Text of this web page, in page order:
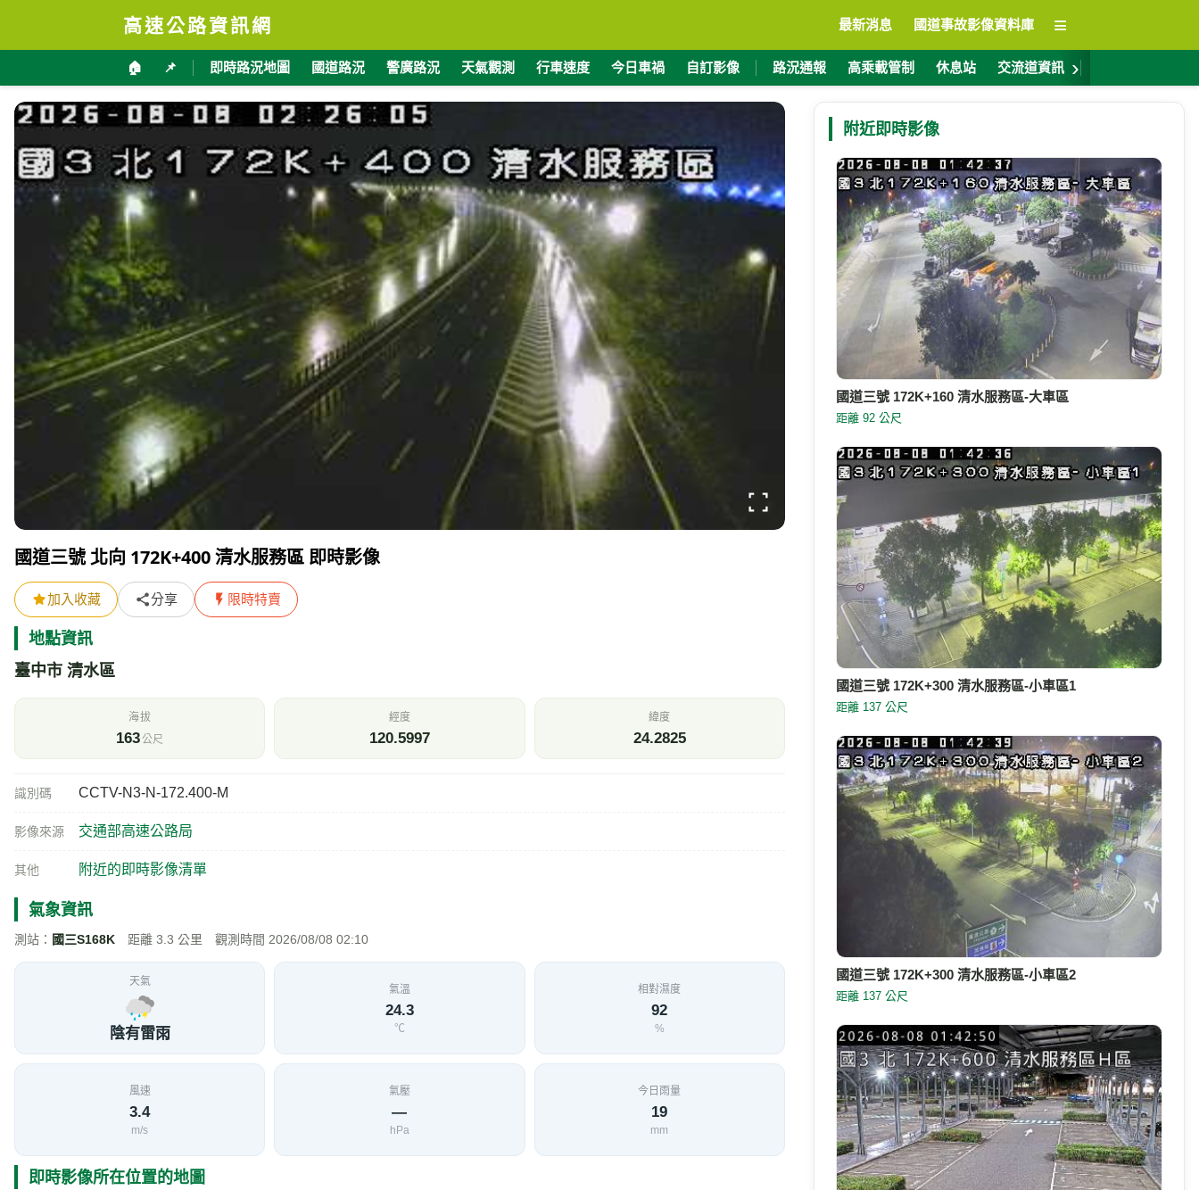
高速公路資訊網 最新消息 國道事故影像資料庫 ≡
🏠 📌 即時路況地圖 國道路況 警廣路況 天氣觀測 行車速度 今日車禍 自訂影像 路況通報 高乘載管制 休息站 交流道資訊 ›
國道三號 北向 172K+400 清水服務區 即時影像
加入收藏 分享 限時特賣
地點資訊
臺中市 清水區
海拔
163公尺
經度
120.5997
緯度
24.2825
識別碼 CCTV-N3-N-172.400-M
影像來源 交通部高速公路局
其他 附近的即時影像清單
氣象資訊
測站： 國三S168K 距離 3.3 公里 觀測時間 2026/08/08 02:10
天氣
陰有雷雨
氣溫
24.3
℃
相對濕度
92
%
風速
3.4
m/s
氣壓
—
hPa
今日雨量
19
mm
即時影像所在位置的地圖
附近即時影像
國道三號 172K+160 清水服務區-大車區
距離 92 公尺
國道三號 172K+300 清水服務區-小車區1
距離 137 公尺
國道三號 172K+300 清水服務區-小車區2
距離 137 公尺